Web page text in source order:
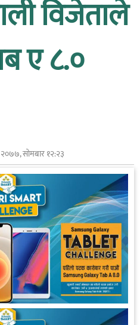
विजेताले
ए ८.०
सोमबार १२:२३